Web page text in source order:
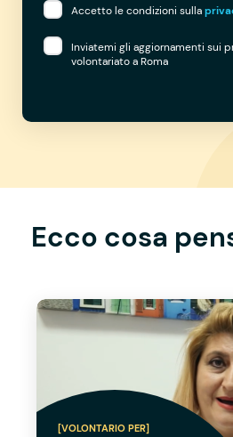
Accetto le condizioni sulla
Inviatemi gli aggiornamenti sui
volontariato a Roma
Ecco cosa
[VOLONTARIO PER]